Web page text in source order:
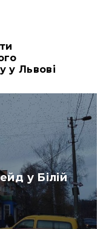
у Львові
у Білій